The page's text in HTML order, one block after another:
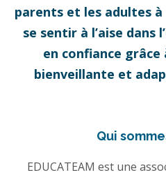
parents et les adultes
se sentir à l’aise dans
en confiance grâce
bienveillante et
Qui
EDUCATEAM est une